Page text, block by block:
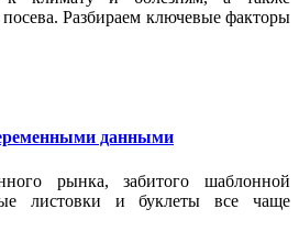
Разбираем ключевые факторы
данными
рынка, забитого шаблонной
листовки и буклеты все чаще